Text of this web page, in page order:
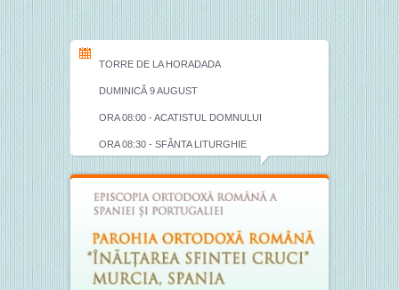
TORRE DE LA HORADADA
DUMINICĂ 9 AUGUST
ORA 08:00 - ACATISTUL DOMNULUI
ORA 08:30 - SFÂNTA LITURGHIE